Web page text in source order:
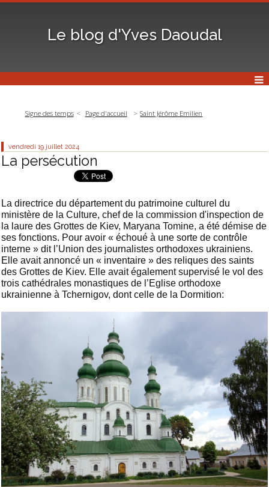
Le blog d'Yves Daoudal
Signe des temps Page d'accueil Saint Jérôme Emilien
vendredi 19 juillet 2024
La persécution
La directrice du département du patrimoine culturel du
ministère de la Culture, chef de la commission d'inspection de
la laure des Grottes de Kiev, Maryana Tomine, a été démise de
ses fonctions. Pour avoir « échoué à une sorte de contrôle
interne » dit l’Union des journalistes orthodoxes ukrainiens.
Elle avait annoncé un « inventaire » des reliques des saints
des Grottes de Kiev. Elle avait également supervisé le vol des
trois cathédrales monastiques de l’Eglise orthodoxe
ukrainienne à Tchernigov, dont celle de la Dormition: